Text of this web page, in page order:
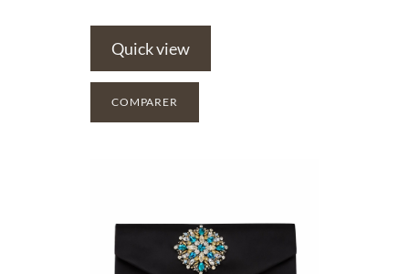
Quick view
COMPARER